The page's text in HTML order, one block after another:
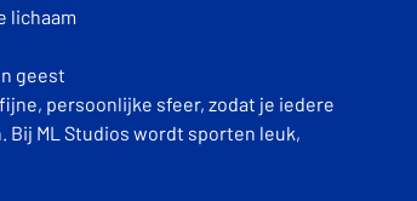
lichaam
geest
persoonlijke sfeer, zodat je iedere
ML Studios wordt sporten leuk,